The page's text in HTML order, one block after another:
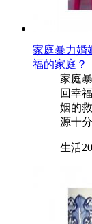
家庭暴力婚
福的家庭？
家庭
回幸
姻的
源十
生活